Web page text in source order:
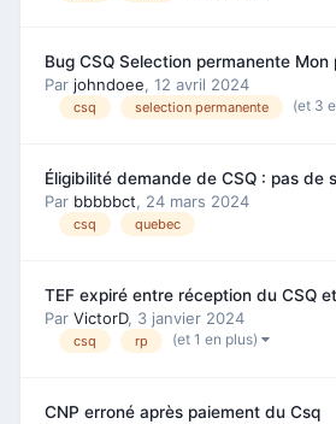
Bug CSQ Selection permanente Mon
Par johndoee, 12 avril 2024
csq selection permanente (et 3
Éligibilité demande de CSQ : pas de
Par bbbbbct, 24 mars 2024
csq quebec
TEF expiré entre réception du CSQ
Par VictorD, 3 janvier 2024
csq rp (et 1 en plus)
CNP erroné après paiement du Csq